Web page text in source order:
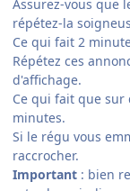
Assurez-vous que
répétez-la
Ce qui fait 2
Répétez ces
d'affichage.
Ce qui fait que
minutes.
Si le régu vous
raccrocher.
Important : bien